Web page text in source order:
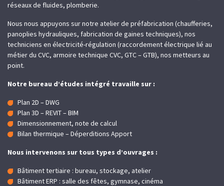
réseaux de fluides, plomberie.
Nous nous appuyons sur notre atelier de préfabrication (chaufferies,
panoplies hydrauliques, fabrication de gaines techniques), nos
techniciens en électricité-régulation (raccordement électrique lié au
métier du CVC, armoire technique CVC, GTC – GTB), nos metteurs au
point.
Notre bureau d’études intégré travaille sur :
Plan 2D – DWG
Plan 3D – REVIT – BIM
Dimensionnement, note de calcul
Bilan thermique – Déperditions Apport
Nous intervenons sur tous types d’ouvrages :
Bâtiment tertiaire : bureau, stockage, atelier
Bâtiment ERP : salle des fêtes, gymnase, cinéma